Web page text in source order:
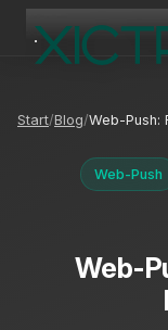
Start Blog Web-Push:
Web-Push
Web-
XICTRON